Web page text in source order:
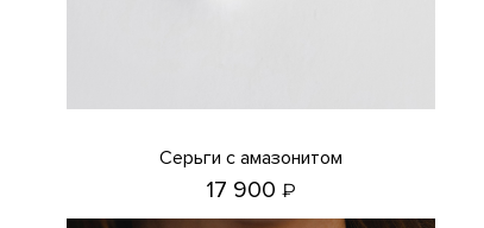
Серьги с амазонитом
17 900 ₽